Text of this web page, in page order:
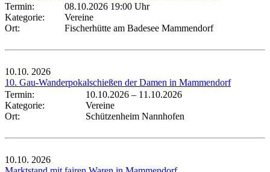
Termin:
08.10.2026 19:00 Uhr
Kategorie:
Vereine
Ort:
Fischerhütte am Badesee Mammendorf
10.10. 2026
10. Gau-Wanderpokalschießen der Damen in Mammendorf
Termin:
10.10.2026 – 11.10.2026
Kategorie:
Vereine
Ort:
Schützenheim Nannhofen
10.10. 2026